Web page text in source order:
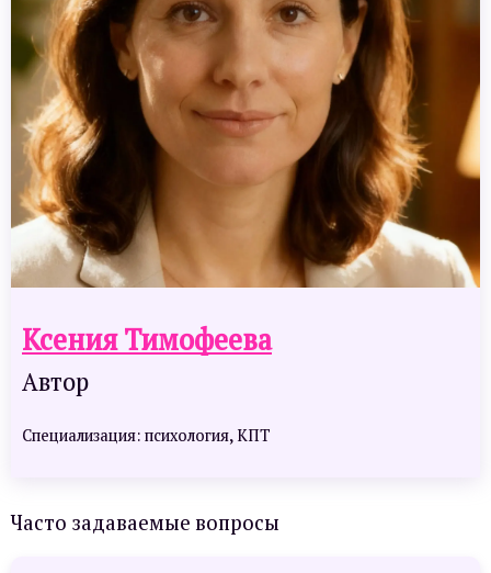
Ксения Тимофеева
Автор
Специализация: психология, КПТ
Часто задаваемые вопросы